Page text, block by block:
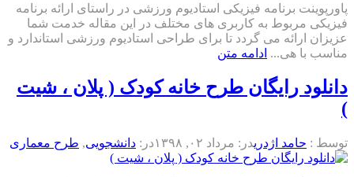
پاورپوینت برنامه فیزیکی استادیوم ورزشی در راستای ارائه برنامه
فیزیکی مربوط به کاربری های مختلف در این مقاله خدمت شما
عزیزان ارائه می گردد تا برای طراحی استادیوم ورزشی استاندارد و
مناسب با هی... ادامه متن
دانلود رایگان طرح خانه کودک ( پلان ، شیت
)
توسط : حامد اژدریدر: مرداد ۰۲, ۱۳۹۸ در: دانشجویی, طرح معماری